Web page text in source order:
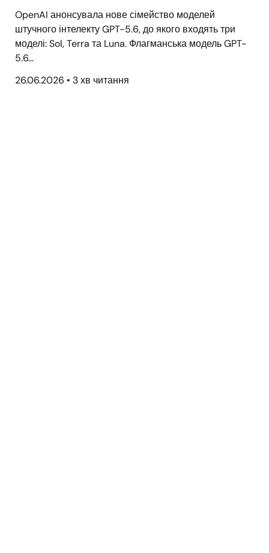
OpenAI анонсувала нове сімейство моделей
штучного інтелекту GPT-5.6, до якого входять три
моделі: Sol, Terra та Luna. Флагманська модель GPT-
5.6…
26.06.2026 • 3 хв читання